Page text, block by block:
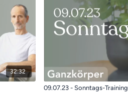
32:32
09.07.23 - Sonntags-Training